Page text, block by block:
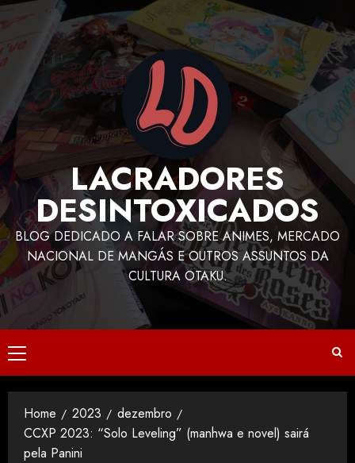
LACRADORES
DESINTOXICADOS
BLOG DEDICADO A FALAR SOBRE ANIMES, MERCADO
NACIONAL DE MANGÁS E OUTROS ASSUNTOS DA
CULTURA OTAKU.
Home 2023
dezembro
CCXP 2023: “Solo Leveling” (manhwa e novel) sairá
pela Panini